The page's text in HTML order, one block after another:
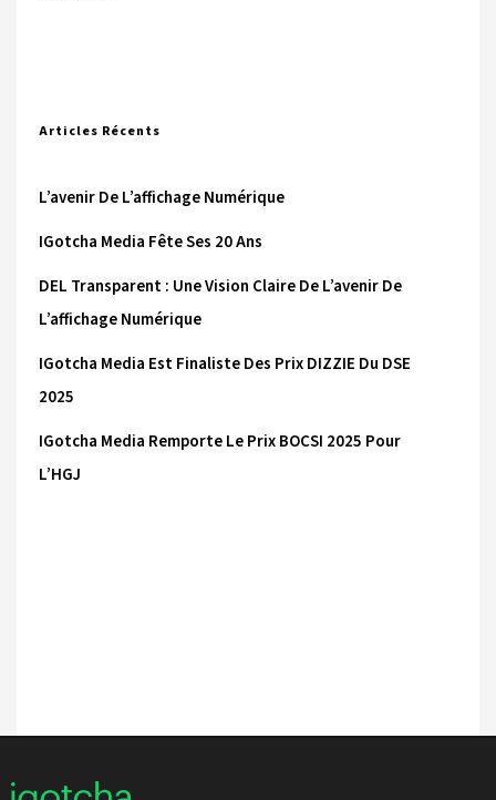
Articles Récents
L’avenir De L’affichage Numérique
IGotcha Media Fête Ses 20 Ans
DEL Transparent : Une Vision Claire De L’avenir De
L’affichage Numérique
IGotcha Media Est Finaliste Des Prix DIZZIE Du DSE
2025
IGotcha Media Remporte Le Prix BOCSI 2025 Pour
L’HGJ